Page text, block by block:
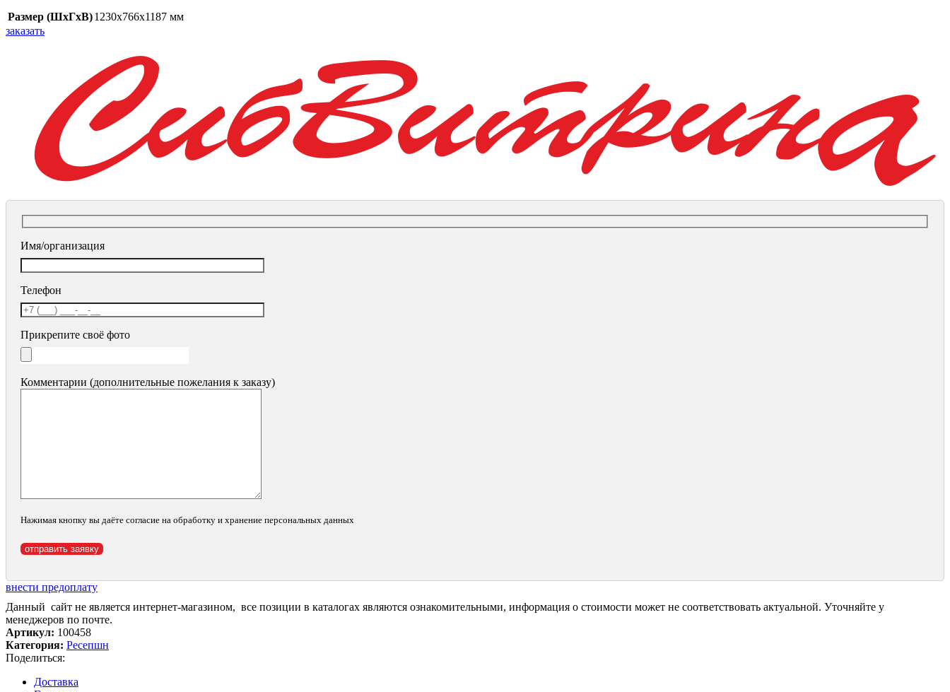
Размер (ШхГхВ)1230х766х1187 мм
заказать
Имя/организация
Телефон
Прикрепите своё фото
Комментарии (дополнительные пожелания к заказу)
Нажимая кнопку вы даёте согласие на обработку и хранение персональных данных
внести предоплату
Данный сайт не является интернет-магазином, все позиции в каталогах являются ознакомительными, информация о стоимости может не соответствовать актуальной. Уточняйте у
менеджеров по почте.
Артикул: 100458
Категория: Ресепшн
Поделиться:
Доставка